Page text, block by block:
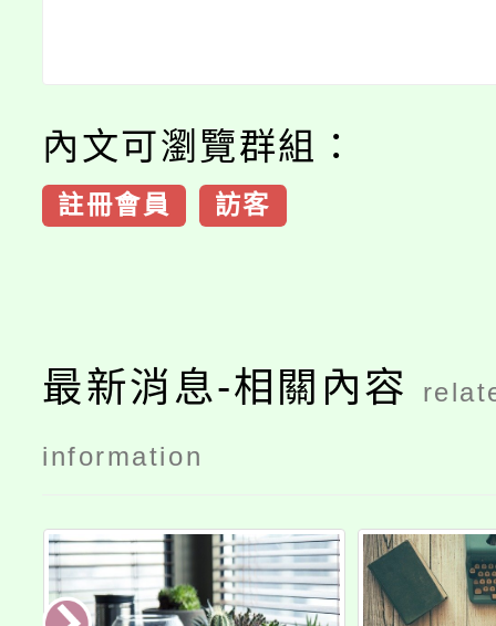
內文可瀏覽群組：
註冊會員 訪客
最新消息-相關內容
information